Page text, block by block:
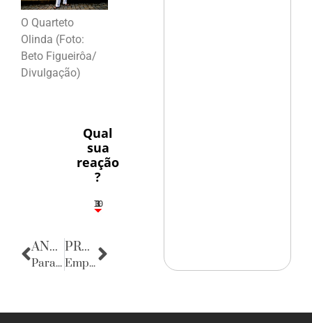
O Quarteto
Olinda (Foto:
Beto Figueirôa/
Divulgação)
Qual
sua
reação
?
3
1
1
3
10
ANTERIOR
Parada da Diversidade
PRÓXIMA
Empresas & Negócios